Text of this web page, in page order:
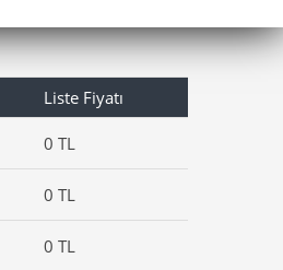
Liste Fiyatı
0 TL
0 TL
0 TL